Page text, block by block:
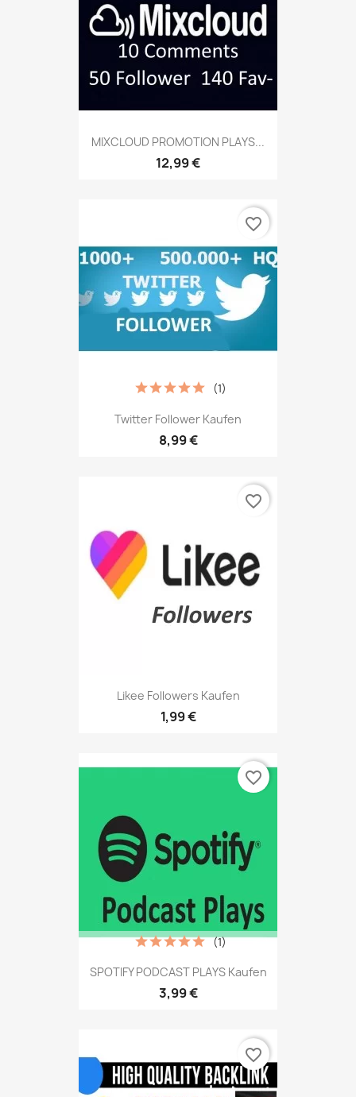
MIXCLOUD PROMOTION PLAYS...
12,99 €
Twitter Follower Kaufen
8,99 €
(1)
favorite_border
Likee Followers Kaufen
1,99 €
favorite_border
SPOTIFY PODCAST PLAYS Kaufen
3,99 €
(1)
favorite_border
favorite_border